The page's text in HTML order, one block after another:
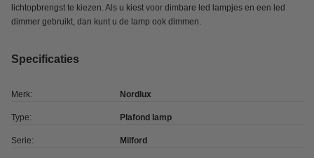
lichtopbrengst te kiezen. Als u kiest voor dimbare led lampjes en een led
dimmer gebruikt, dan kunt u de lamp ook dimmen.
Specificaties
Merk: Nordlux
Type: Plafond lamp
Serie: Milford